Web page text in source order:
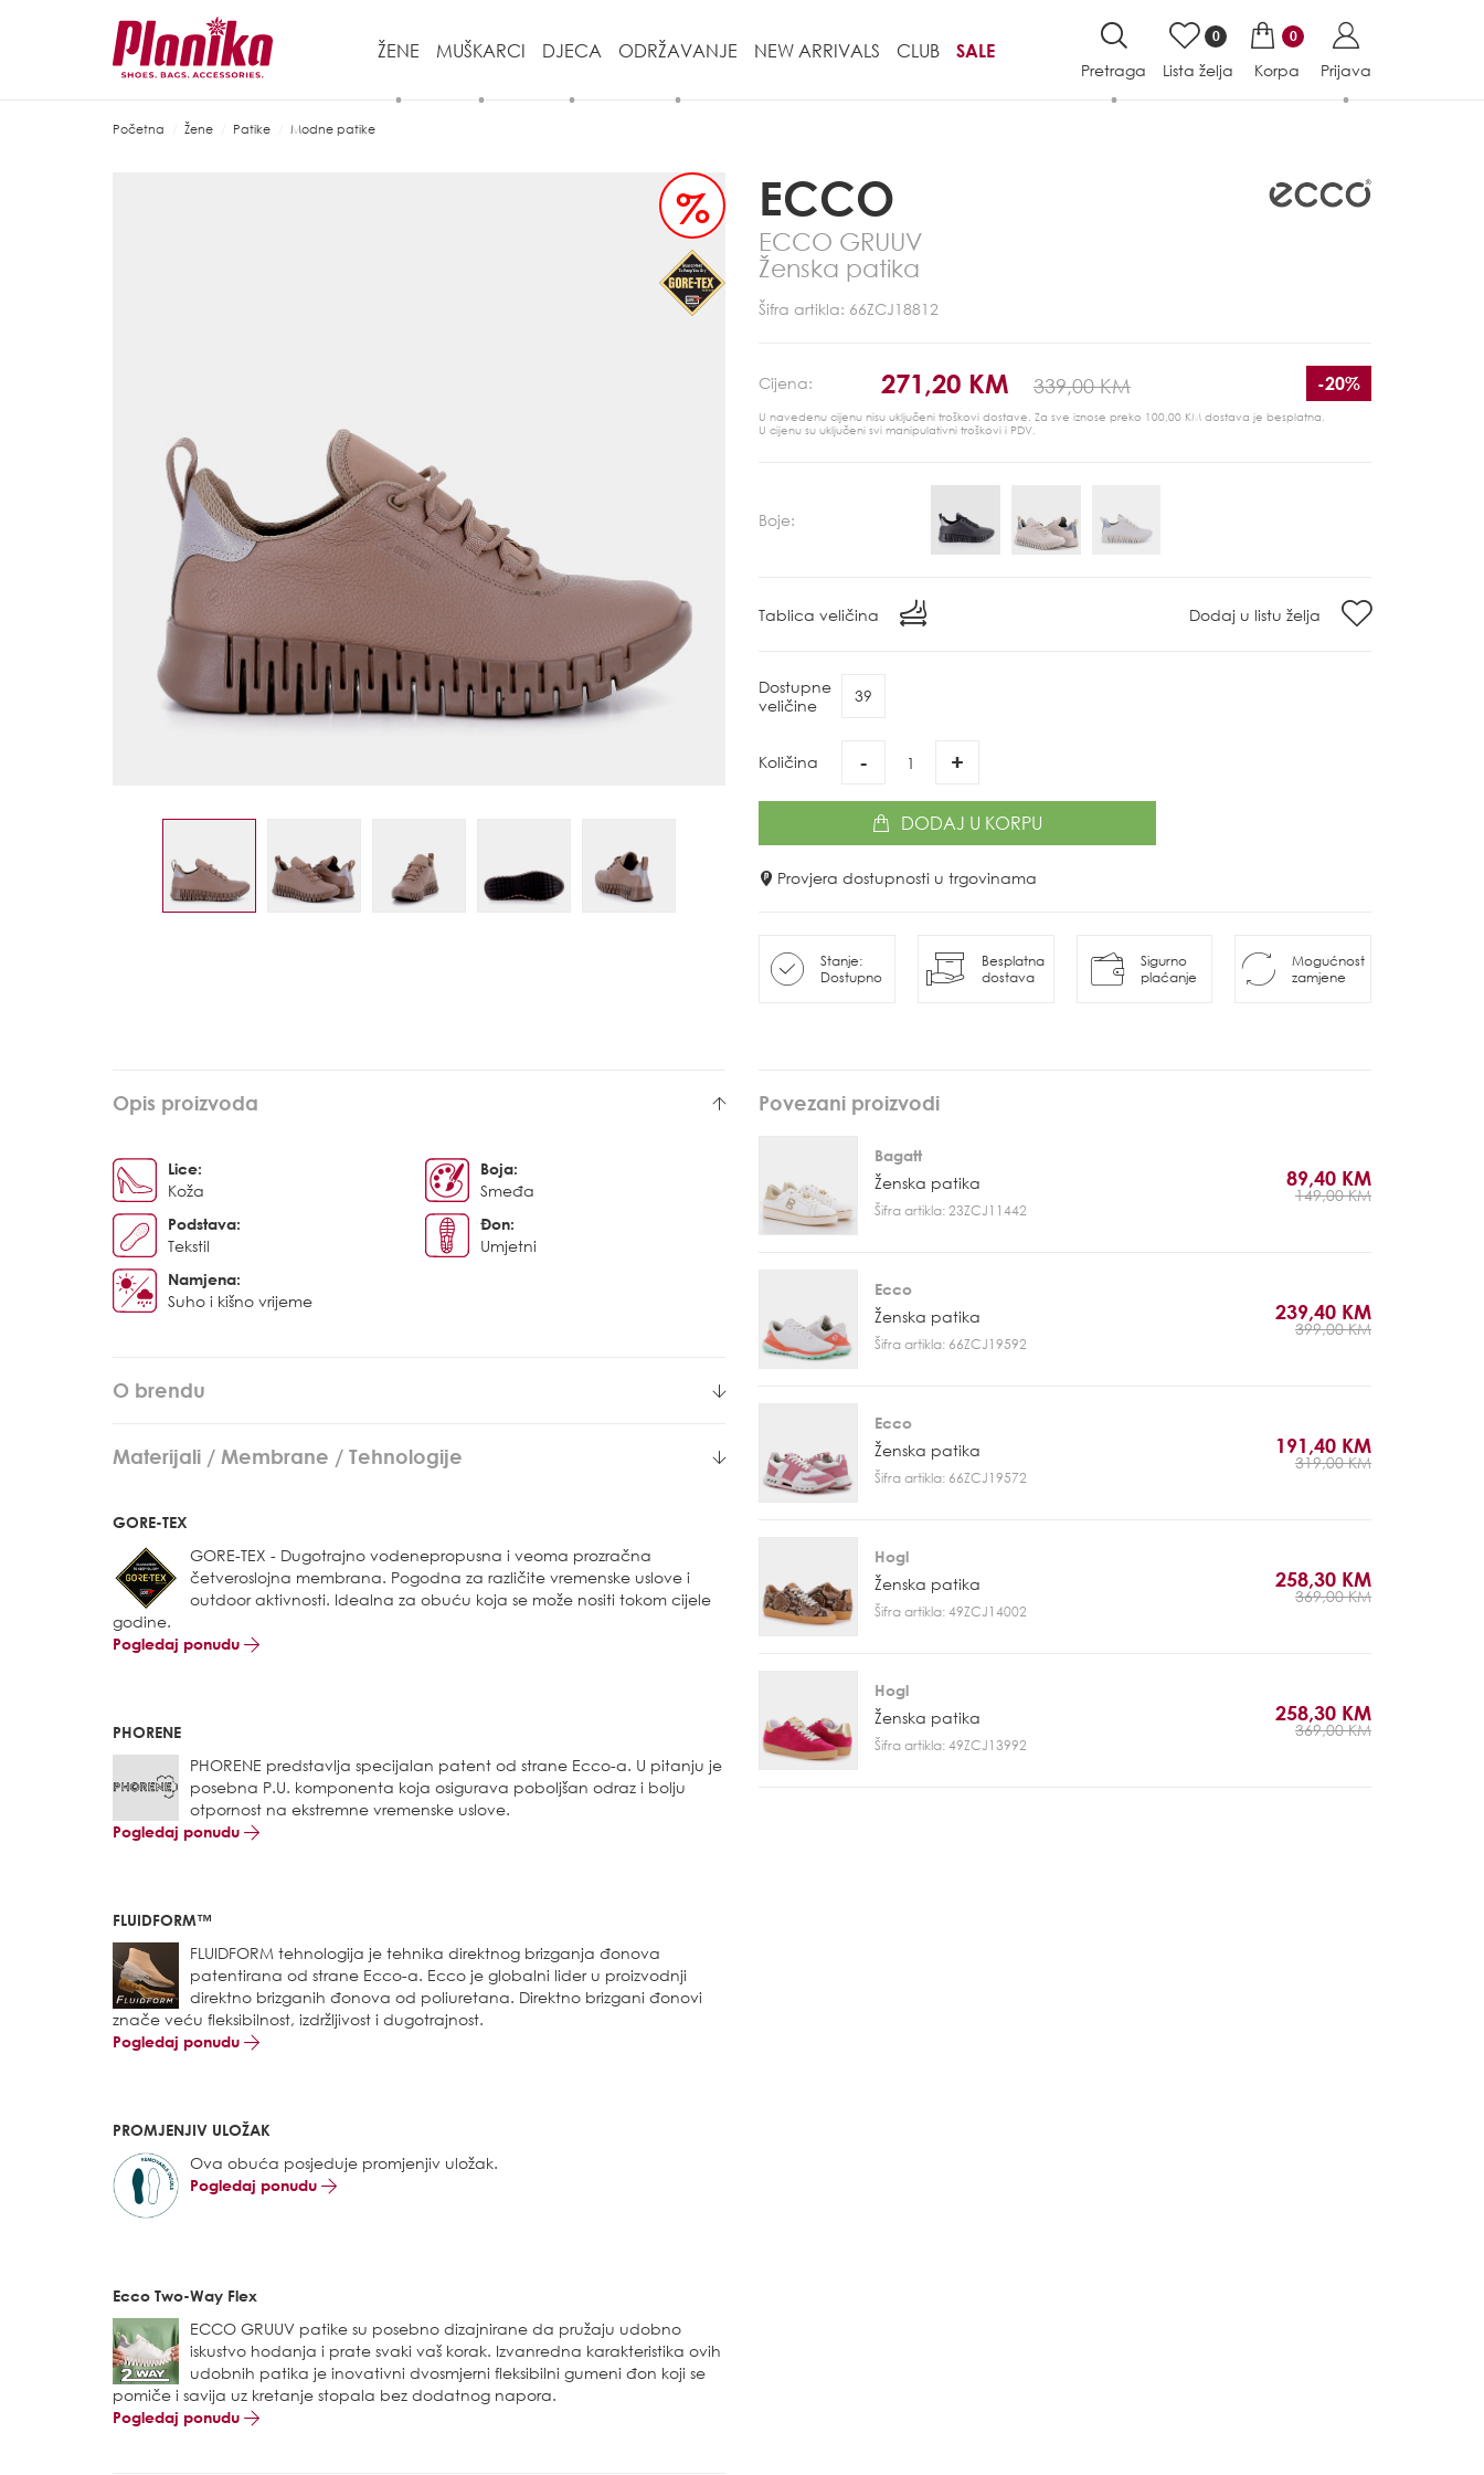
ŽENE MUŠKARCI DJECA ODRŽAVANJE NEW ARRIVALS CLUB SALE
Pretraga
0
Lista želja
0
Korpa Prijava
Početna Žene Patike Modne patike
% ECCO
ECCO GRUUV
Ženska patika
Šifra artikla: 66ZCJ18812
Cijena: 271,20 KM 339,00 KM -20%
U navedenu cijenu nisu uključeni troškovi dostave. Za sve iznose preko 100,00 KM dostava je besplatna.
U cijenu su uključeni svi manipulativni troškovi i PDV.
Boje:
Tablica veličina Dodaj u listu želja
Dostupne
veličine
39
Količina - +
DODAJ U KORPU
Provjera dostupnosti u trgovinama
Stanje:
Dostupno
Besplatna
dostava
Sigurno
plaćanje
Mogućnost
zamjene
Opis proizvoda
Lice:
Koža
Boja:
Smeđa
Podstava:
Tekstil
Đon:
Umjetni
Namjena:
Suho i kišno vrijeme
O brendu
Materijali / Membrane / Tehnologije
GORE-TEX
GORE-TEX - Dugotrajno vodenepropusna i veoma prozračna
četveroslojna membrana. Pogodna za različite vremenske uslove i
outdoor aktivnosti. Idealna za obuću koja se može nositi tokom cijele
godine.
Pogledaj ponudu
PHORENE
PHORENE predstavlja specijalan patent od strane Ecco-a. U pitanju je
posebna P.U. komponenta koja osigurava poboljšan odraz i bolju
otpornost na ekstremne vremenske uslove.
Pogledaj ponudu
FLUIDFORM™
FLUIDFORM tehnologija je tehnika direktnog brizganja đonova
patentirana od strane Ecco-a. Ecco je globalni lider u proizvodnji
direktno brizganih đonova od poliuretana. Direktno brizgani đonovi
znače veću fleksibilnost, izdržljivost i dugotrajnost.
Pogledaj ponudu
PROMJENJIV ULOŽAK
Ova obuća posjeduje promjenjiv uložak.
Pogledaj ponudu
Ecco Two-Way Flex
ECCO GRUUV patike su posebno dizajnirane da pružaju udobno
iskustvo hodanja i prate svaki vaš korak. Izvanredna karakteristika ovih
udobnih patika je inovativni dvosmjerni fleksibilni gumeni đon koji se
pomiče i savija uz kretanje stopala bez dodatnog napora.
Pogledaj ponudu
Povezani proizvodi
Bagatt
Ženska patika
Šifra artikla: 23ZCJ11442
89,40 KM
149,00 KM
Ecco
Ženska patika
Šifra artikla: 66ZCJ19592
239,40 KM
399,00 KM
Ecco
Ženska patika
Šifra artikla: 66ZCJ19572
191,40 KM
319,00 KM
Hogl
Ženska patika
Šifra artikla: 49ZCJ14002
258,30 KM
369,00 KM
Hogl
Ženska patika
Šifra artikla: 49ZCJ13992
258,30 KM
369,00 KM